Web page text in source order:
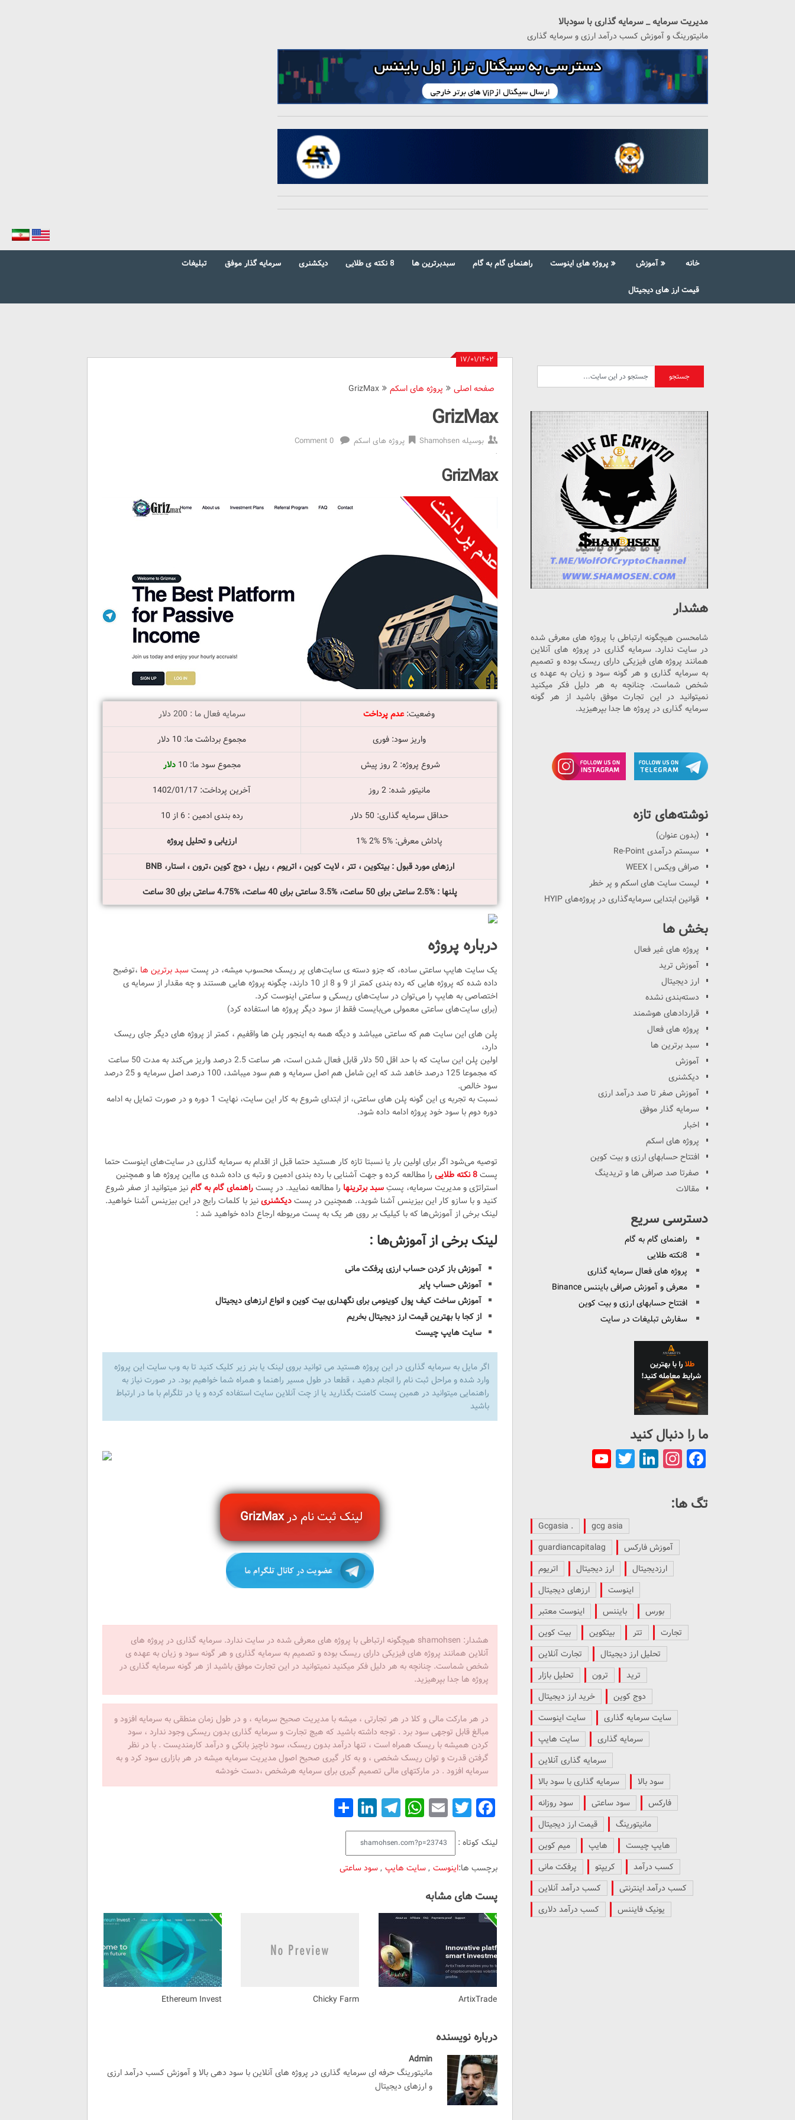
مدیریت سرمایه _ سرمایه گذاری با سودبالا
مانیتورینگ و آموزش کسب درآمد ارزی و سرمایه گذاری
خانه آموزش پروژه های اینوست راهنمای گام به گام سبدبرترین ها 8 نکته ی طلایی دیکشنری سرمایه گذار موفق تبلیغات
قیمت ارز های دیجیتال
۱۷/۰۱/۱۴۰۲
صفحه اصلی پروژه های اسکم GrizMax
GrizMax
بوسیلهShamohsen پروژه های اسکم 0 Comment
Reviewed
by
Shamohsen
6Rating:
4.5
GrizMax
وضعیت: عدم پرداخت
سرمایه فعال ما : 200 دلار
واریز سود: فوری
مجموع برداشت ما: 10 دلار
شروع پروژه: 2 روز پیش
مجموع سود ما: 10
دلار
مانیتور شده: 2 روز
آخرین پرداخت: 1402/01/17
حداقل سرمایه گذاری: 50 دلار
رده بندی ادمین : 6 از 10
پاداش معرفی: %5 %2 %1
ارزیابی و تحلیل پروژه
ارزهای مورد قبول : بیتکوین ، تتر ، لایت کوین ، اتریوم ، ریپل ، دوج کوین ،ترون ، استار، BNB
پلنها : %2.5 ساعتی برای 50 ساعت، %3.5 ساعتی برای 40 ساعت، %4.75 ساعتی برای 30 ساعت
درباره پروژه
یک سایت هایپ ساعتی ساده، که جزو دسته ی سایت‌های پر ریسک محسوب میشه، در پستسبد برترین ها ،توضیح
داده شده که پروژه هایی که رده بندی کمتر از 9 و 8 از 10 دارند، چگونه پروژه هایی هستند و چه مقدار از سرمایه ی
اختصاصی به هایپ را می‌توان در سایت‌های ریسکی و ساعتی اینوست کرد.
(برای سایت‌های ساعتی معمولی می‌بایست فقط از سود دیگر پروژه ها استفاده کرد)
پلن های این سایت هم که ساعتی میباشد و دیگه همه به اینجور پلن ها واقفیم ، کمتر از پروژه های دیگر جای ریسک
دارد،
اولین پلن این سایت که با حد اقل 50 دلار قابل فعال شدن است، هر ساعت 2.5 درصد واریز می‌کند به مدت 50 ساعت
که مجموعا 125 درصد خاهد شد که این شامل هم اصل سرمایه و هم سود میباشد، 100 درصد اصل سرمایه و 25 درصد
سود خالص.
نسبت به تجربه ی این گونه پلن های ساعتی، از ابتدای شروع به کار این سایت، نهایت 1 دوره و در صورت تمایل به ادامه
دوره دوم با سود خود پروژه ادامه داده شود.
توصیه می‌شود اگر برای اولین بار یا نسبتا تازه کار هستید حتما قبل از اقدام به سرمایه گذاری در سایت‌های اینوست حتما
پست8 نکته طلایی
را مطالعه کرده و جهت آشنایی با رده بندی ادمین و رتبه ی داده شده ی مااین پروژه ها و همچنین
استراتژی و مدیریت سرمایه، پستِسبد برترینها را مطالعه نمایید. در پستراهنمای گام به گامنیز میتوانید از صفر شروع
کنید و با سازو کار این بیزینس آشنا شوید،. همچنین در پستدیکشنرینیز با کلمات رایج در این بیزینس آشنا خواهید.
لینک برخی از آموزش‌ها که با کیلیک بر روی هر یک به پست مربوطه ارجاع داده خواهید شد :
لینک برخی از آموزش‌ها :
آموزش باز کردن حساب ارزی پرفکت مانی
آموزش حساب پایر
آموزش ساخت کیف پول کوینومی برای نگهداری بیت کوین و انواع ارزهای دیجیتال
از کجا با بهترین قیمت ارز دیجیتال بخریم
سایت هایپ چیست
اگر مایل به سرمایه گذاری در این پروژه هستید می توانید بروی لینک یا بنر زیر کلیک کنید تا به وب سایت این پروژه
وارد شده و مراحل ثبت نام را انجام دهید ، قطعا در طول مسیر راهنما و همراه شما خواهیم بود. در صورت نیاز به
راهنمایی میتوانید در همین پست کامنت بگذارید یا از چت آنلاین سایت استفاده کرده و یا در تلگرام با ما در ارتباط
باشید
لینک ثبت نام درGrizMax
هشدار: shamohsen هیچگونه ارتباطی با پروژه های معرفی شده در سایت ندارد. سرمایه گذاری در پروژه های
آنلاین همانند پروژه های فیزیکی دارای ریسک بوده و تصمیم به سرمایه گذاری و هر گونه سود و زیان به عهده ی
شخص شماست. چنانچه به هر دلیل فکر میکنید نمیتوانید در این تجارت موفق باشید از هر گونه سرمایه گذاری در
پروژه ها جدا بپرهیزید.
در هر مارکت مالی و کلا در هر تجارتی ، میشه با مدیریت صحیح سرمایه ، و در طول زمان منطقی به سرمایه افزود و
مبالغ قابل توجهی سود برد . توجه داشته باشید که هیچ تجارت و سرمایه گذاری بدون ریسکی وجود ندارد ، سود
کردن همیشه با ریسک همراه است ، تنها درآمد بدون ریسک، سود ناچیز بانکی و درآمد کارمندیست . با در نظر
گرفتن قدرت و توان ریسک شخصی ، و به کار گیری صحیح اصول مدیریت سرمایه میشه در هر بازاری سود کرد و به
سرمایه افزود . در مارکتهای مالی تصمیم گیری برای سرمایه هرشخص ،دست خودشه
Facebook
Twitter
Email
WhatsApp
Telegram
LinkedIn
لینک کوتاه :
برچسب ها:اینوست ,سایت هایپ ,سود ساعتی
پست های مشابه
Ethereum Invest Chicky Farm ArtixTrade
درباره نویسنده
Admin
مانیتورینگ حرفه ای سرمایه گذاری در پروژه های آنلاین با سود دهی بالا و آموزش کسب درآمد ارزی
و ارزهای دیجیتال
هشدار
شامحسن هیچگونه ارتباطی با پروژه های معرفی شده
در سایت ندارد. سرمایه گذاری در پروژه های آنلاین
همانند پروژه های فیزیکی دارای ریسک بوده و تصمیم
به سرمایه گذاری و هر گونه سود و زیان به عهده ی
شخص شماست. چنانچه به هر دلیل فکر میکنید
نمیتوانید در این تجارت موفق باشید از هر گونه
سرمایه گذاری در پروژه ها جدا بپرهیزید.
نوشته‌های تازه
(بدون عنوان)
سیستم درآمدی Re-Point
صرافی ویکس | WEEX
لیست سایت های اسکم و پر خطر
قوانین ابتدایی سرمایه‌گذاری در پروژه‌های HYIP
بخش ها
پروژه های غیر فعال
آموزش ترید
ارز دیجیتال
دسته‌بندی نشده
قراردادهای هوشمند
پروژه های فعال
سبد برترین ها
آموزش
دیکشنری
آموزش صفر تا صد درآمد ارزی
سرمایه گذار موفق
اخبار
پروژه های اسکم
افتتاح حسابهای ارزی و بیت کوین
صفرتا صد صرافی ها و تریدینگ
مقالات
دسترسی سریع
راهنمای گام به گام
8نکته طلایی
پروژه های فعال سرمایه گذاری
معرفی و آموزش صرافی بایننس Binance
افتتاح حسابهای ارزی و بیت کوین
سفارش تبلیغات در سایت
ما را دنبال کنید
Facebook
Instagram
LinkedIn
Twitter
تگ ها:
. Gcgasia
gcg asia
guardiancapitalag
آموزش فارکس
اتریوم
ارز دیجیتال
ارزدیجیتال
ارزهای دیجیتال
اینوست
اینوست معتبر
بایننس
بورس
بیت کوین
بیتکوین تتر
تجارت
تجارت آنلاین
تحلیل ارز دیجیتال
تحلیل بازار
ترون
ترید
خرید ارز دیجیتال
دوج کوین
سایت اینوست
سایت سرمایه گذاری
سایت هایپ
سرمایه گذاری
سرمایه گذاری آنلاین
سرمایه گذاری با سود بالا
سود بالا
سود روزانه
سود ساعتی
فارکس
قیمت ارز دیجیتال
مانیتورینگ
میم کوین
هایپ
هایپ چیست
پرفکت مانی
کریپتو
کسب درآمد
کسب درآمد آنلاین
کسب درآمد اینترنتی
کسب درآمد دلاری
یونیک فایننس